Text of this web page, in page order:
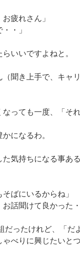
疲れさん」
・」
いいですよねと。
聞き上手で、キャ
っても一度、「そ
になるわ。
気持ちになる事ある
ばにいるからね」
話聞けて良かった・
だったけれど、「だ
ゃべりに興じたいと